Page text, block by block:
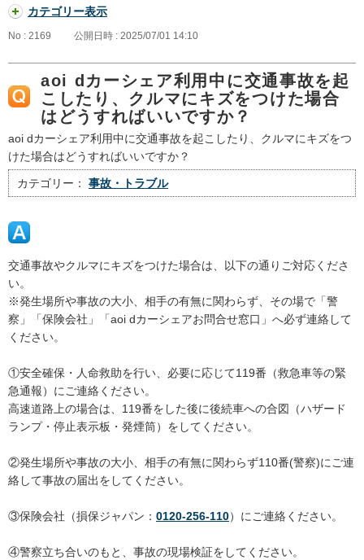
カテゴリー表示
No : 2169 公開日時 : 2025/07/01 14:10
aoi dカーシェア利用中に交通事故を起
こしたり、クルマにキズをつけた場合
はどうすればいいですか？
aoi dカーシェア利用中に交通事故を起こしたり、クルマにキズをつ
けた場合はどうすればいいですか？
カテゴリー： 事故・トラブル
交通事故やクルマにキズをつけた場合は、以下の通りご対応くださ
い。
※発生場所や事故の大小、相手の有無に関わらず、その場で「警
察」「保険会社」「aoi dカーシェアお問合せ窓口」へ必ず連絡して
ください。
①安全確保・人命救助を行い、必要に応じて119番（救急車等の緊
急通報）にご連絡ください。
高速道路上の場合は、119番をした後に後続車への合図（ハザード
ランプ・停止表示板・発煙筒）をしてください。
②発生場所や事故の大小、相手の有無に関わらず110番(警察)にご連
絡して事故の届出をしてください。
③保険会社（損保ジャパン： 0120-256-110）にご連絡ください。
④警察立ち合いのもと、事故の現場検証をしてください。